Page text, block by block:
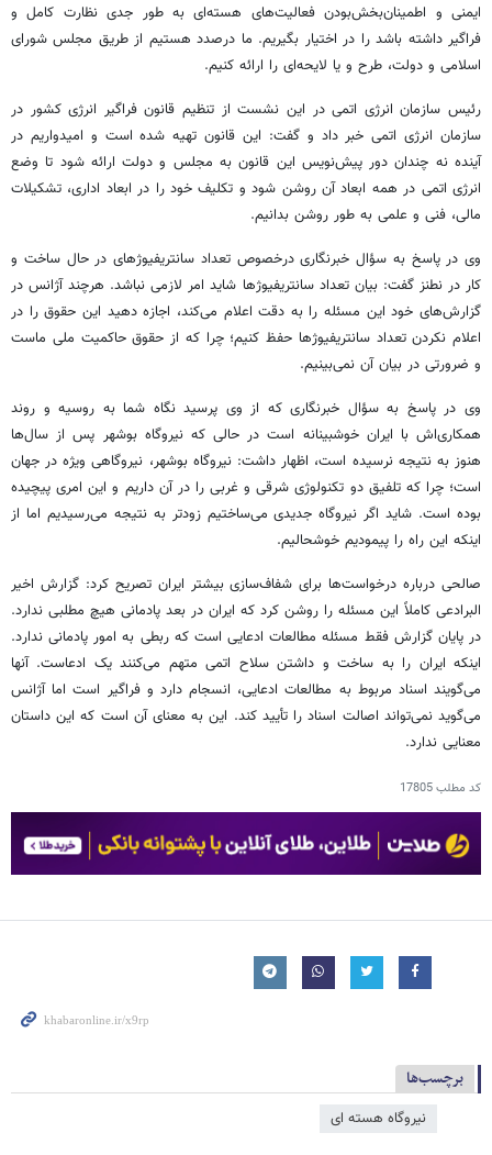
ایمنی و اطمینان‌بخش‌بودن فعالیت‌های هسته‌ای به طور جدی نظارت کامل و
فراگیر داشته باشد را در اختیار بگیریم. ما درصدد هستیم از طریق مجلس شورای
اسلامی و دولت، طرح و یا لایحه‌ای را ارائه کنیم.
رئیس سازمان انرژی اتمی در این نشست از تنظیم قانون فراگیر انرژی کشور در
سازمان انرژی اتمی خبر داد و گفت: این قانون تهیه شده است و امیدواریم در
آینده نه چندان دور پیش‌نویس این قانون به مجلس و دولت ارائه شود تا وضع
انرژی اتمی در همه ابعاد آن روشن شود و تکلیف خود را در ابعاد اداری، تشکیلات
مالی، فنی و علمی به طور روشن بدانیم.
وی در پاسخ به سؤال خبرنگاری درخصوص تعداد سانتریفیوژهای در حال ساخت و
کار در نطنز گفت: بیان تعداد سانتریفیوژها شاید امر لازمی نباشد. هرچند آژانس در
گزارش‌های خود این مسئله را به دقت اعلام می‌کند، اجازه دهید این حقوق را در
اعلام نکردن تعداد سانتریفیوژها حفظ کنیم؛ چرا که از حقوق حاکمیت ملی ماست
و ضرورتی در بیان آن نمی‌بینیم.
وی در پاسخ به سؤال خبرنگاری که از وی پرسید نگاه شما به روسیه و روند
همکاری‌اش با ایران خوشبینانه است در حالی که نیروگاه بوشهر پس از سال‌ها
هنوز به نتیجه نرسیده است، اظهار داشت: نیروگاه بوشهر، نیروگاهی ویژه در جهان
است؛ چرا که تلفیق دو تکنولوژی شرقی و غربی را در آن داریم و این امری پیچیده
بوده است. شاید اگر نیروگاه جدیدی می‌ساختیم زودتر به نتیجه می‌رسیدیم اما از
اینکه این راه را پیمودیم خوشحالیم.
صالحی درباره درخواست‌ها برای شفاف‌سازی بیشتر ایران تصریح کرد: گزارش اخیر
البرادعی کاملاً این مسئله را روشن کرد که ایران در بعد پادمانی هیچ مطلبی ندارد.
در پایان گزارش فقط مسئله مطالعات ادعایی است که ربطی به امور پادمانی ندارد.
اینکه ایران را به ساخت و داشتن سلاح اتمی متهم می‌کنند یک ادعاست. آنها
می‌گویند اسناد مربوط به مطالعات ادعایی، انسجام دارد و فراگیر است اما آژانس
می‌گوید نمی‌تواند اصالت اسناد را تأیید کند. این به معنای آن است که این داستان
معنایی ندارد.
کد مطلب17805
برچسب‌ها
نیروگاه هسته ای